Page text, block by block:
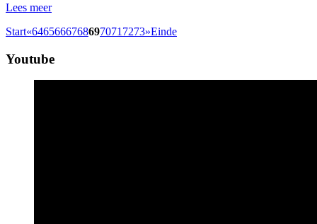
Lees meer
Start«6465666768697071 7273»Einde
Youtube